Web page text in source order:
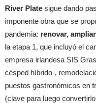
River Plate sigue dando
imponente obra que se
pandemia: renovar,
la etapa 1, que incluyó el
empresa irlandesa SIS
césped híbrido-,
puestos gastronómicos en
(clave para luego